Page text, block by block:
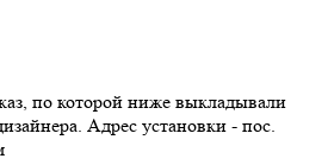
по которой ниже выкладывали
Адрес установки - пос.